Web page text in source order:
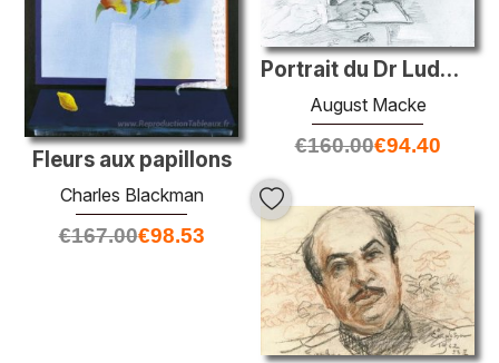
Fleurs aux papillons
Charles Blackman
€167.00€98.53
Portrait du Dr Ludwig Deubner, écriture
August Macke
€160.00€94.40